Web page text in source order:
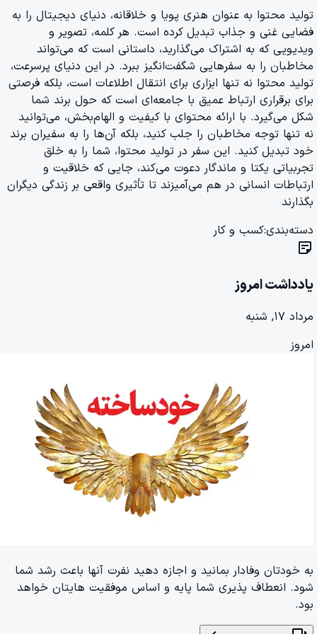
تولید محتوا به عنوان هنری پویا و خلاقانه، دنیای دیجیتال را به
فضایی غنی و جذاب تبدیل کرده است. هر کلمه، تصویر و
ویدیویی که به اشتراک می‌گذارید، داستانی است که می‌تواند
مخاطبان را به سفرهایی شگفت‌انگیز ببرد. در این دنیای پرسرعت،
تولید محتوا نه تنها ابزاری برای انتقال اطلاعات است، بلکه فرصتی
برای برقراری ارتباط عمیق با جامعه‌ای است که حول برند شما
شکل می‌گیرد. با ارائه محتوای با کیفیت و الهام‌بخش، می‌توانید
نه تنها توجه مخاطبان را جلب کنید، بلکه آن‌ها را به سفیران برند
خود تبدیل کنید. این سفر در تولید محتوا، شما را به خلق
تجربیاتی یکتا و ماندگار دعوت می‌کند، جایی که خلاقیت و
ارتباطات انسانی در هم می‌آمیزند تا تأثیری واقعی بر زندگی دیگران
بگذارند
دسته‌بندی:کسب و کار
sticky_note_2
یادداشت امروز
مرداد ۱۷, شنبه
امروز
به خودتان وفادار بمانید و اجازه دهید نفرت آنها باعث رشد شما
شود. انعطاف پذیری شما پایه و اساس موفقیت هایتان خواهد
بود.